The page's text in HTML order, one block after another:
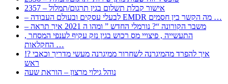
2357 – אישור קבלת תשלום בגין תרגום/תמלול
– לבעלי עסקים ובעולם העבודה EMDR מה הקשר בין חסמים …
– משבר הקורונה “? נורמלי החדש ” ומהו ה 2021 איך תראה
, התעשייה , פיצויי מס רכוש בגין נזק עקיף לענפי המסחר
החקלאות …
!? איך להפרד מהמיגרנה לשחרור ממיגרנה מעשי מדריך וכאבי
ראש
נוהל גילוי מרצון – הוראת שעה